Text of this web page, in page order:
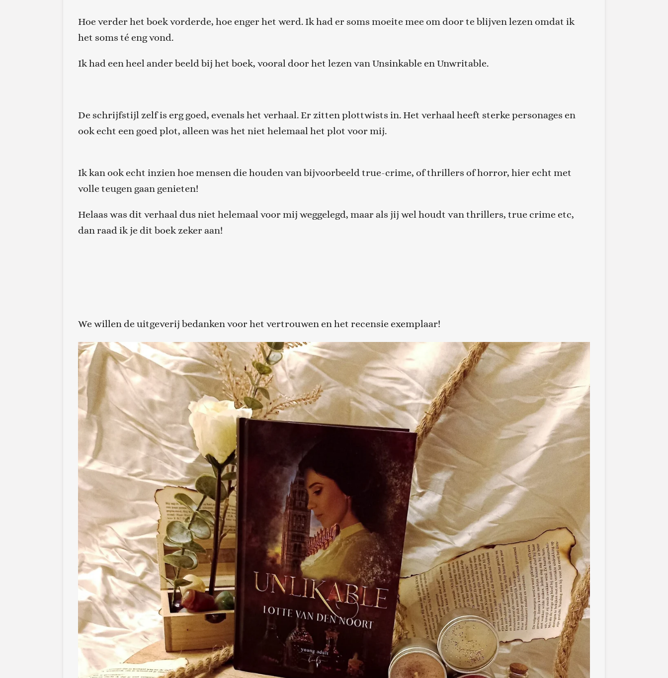
Hoe verder het boek vorderde, hoe enger het werd. Ik had er soms moeite mee om door te blijven lezen omdat ik
het soms té eng vond.
Ik had een heel ander beeld bij het boek, vooral door het lezen van Unsinkable en Unwritable.
De schrijfstijl zelf is erg goed, evenals het verhaal. Er zitten plottwists in. Het verhaal heeft sterke personages en
ook echt een goed plot, alleen was het niet helemaal het plot voor mij.
Ik kan ook echt inzien hoe mensen die houden van bijvoorbeeld true-crime, of thrillers of horror, hier echt met
volle teugen gaan genieten!
Helaas was dit verhaal dus niet helemaal voor mij weggelegd, maar als jij wel houdt van thrillers, true crime etc,
dan raad ik je dit boek zeker aan!
We willen de uitgeverij bedanken voor het vertrouwen en het recensie exemplaar!